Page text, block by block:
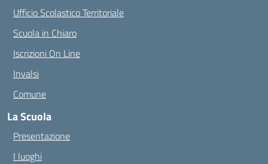
Ufficio Scolastico Territoriale
Scuola in Chiaro
Iscrizioni On Line
Invalsi
Comune
La Scuola
Presentazione
I luoghi